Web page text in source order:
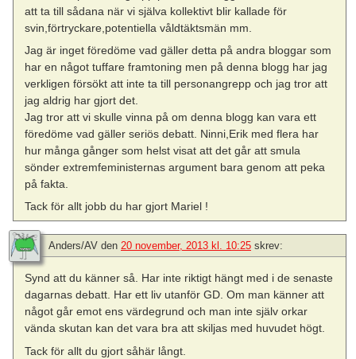
att ta till sådana när vi själva kollektivt blir kallade för
svin,förtryckare,potentiella våldtäktsmän mm.
Jag är inget föredöme vad gäller detta på andra bloggar som
har en något tuffare framtoning men på denna blogg har jag
verkligen försökt att inte ta till personangrepp och jag tror att
jag aldrig har gjort det.
Jag tror att vi skulle vinna på om denna blogg kan vara ett
föredöme vad gäller seriös debatt. Ninni,Erik med flera har
hur många gånger som helst visat att det går att smula
sönder extremfeministernas argument bara genom att peka
på fakta.
Tack för allt jobb du har gjort Mariel !
Anders/AV den 20 november, 2013 kl. 10:25 skrev:
Synd att du känner så. Har inte riktigt hängt med i de senaste
dagarnas debatt. Har ett liv utanför GD. Om man känner att
något går emot ens värdegrund och man inte själv orkar
vända skutan kan det vara bra att skiljas med huvudet högt.
Tack för allt du gjort såhär långt.